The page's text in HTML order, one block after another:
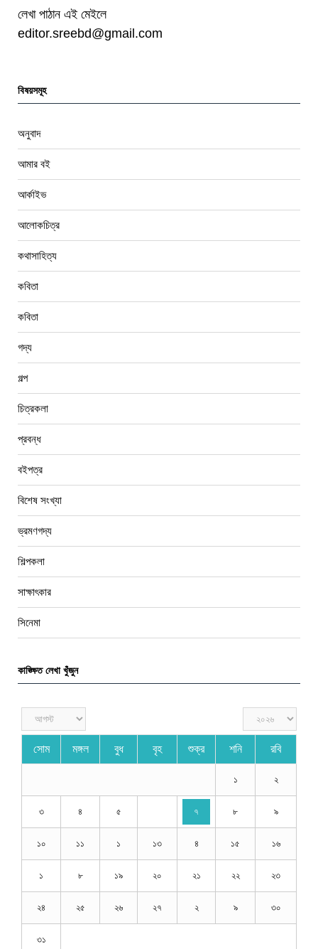
লেখা পাঠান এই মেইলে
editor.sreebd@gmail.com
বিষয়সমূহ
অনুবাদ
আমার বই
আর্কাইভ
আলোকচিত্র
কথাসাহিত্য
কবিতা
কবিতা
গদ্য
গল্প
চিত্রকলা
প্রবন্ধ
বইপত্র
বিশেষ সংখ্যা
ভ্রমণগদ্য
শিল্পকলা
সাক্ষাৎকার
সিনেমা
কাঙ্ক্ষিত লেখা খুঁজুন
সোম মঙ্গল বুধ বৃহ শুক্র শনি রবি
১ ২
৩ ৪ ৫ ৭ ৮ ৯
১০ ১১ ১ ১৩ ৪ ১৫ ১৬
১ ৮ ১৯ ২০ ২১ ২২ ২৩
২৪ ২৫ ২৬ ২৭ ২ ৯ ৩০
৩১